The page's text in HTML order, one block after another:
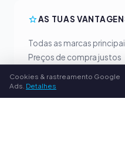
AS TUAS
Todas as marcas
Preços de compra justos
Pagamento antecipado
Aconselhamento
Cookies & rastreamento Google
Ads. Detalhes